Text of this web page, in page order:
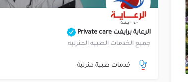
الرعاية برايفت Private care
جميع الخدمات الطبيه المنزليه
خدمات طبية منزلية